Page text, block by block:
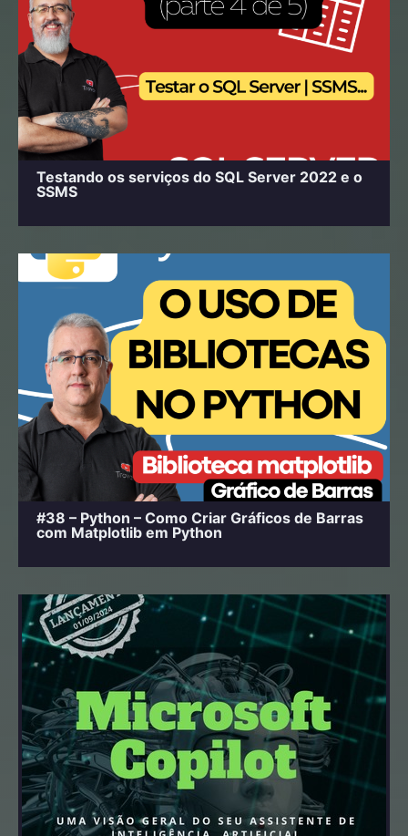
Testando os serviços do SQL Server 2022 e o
SSMS
#38 – Python – Como Criar Gráficos de Barras
com Matplotlib em Python